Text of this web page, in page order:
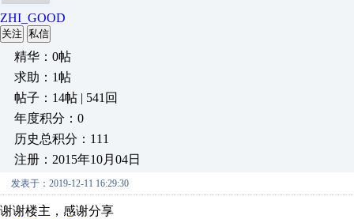
ZHI_GOOD
关注 私信
精华：0帖
求助：1帖
帖子：14帖 | 541回
年度积分：0
历史总积分：111
注册：2015年10月04日
发表于：2019-12-11 16:29:30
谢谢楼主，感谢分享